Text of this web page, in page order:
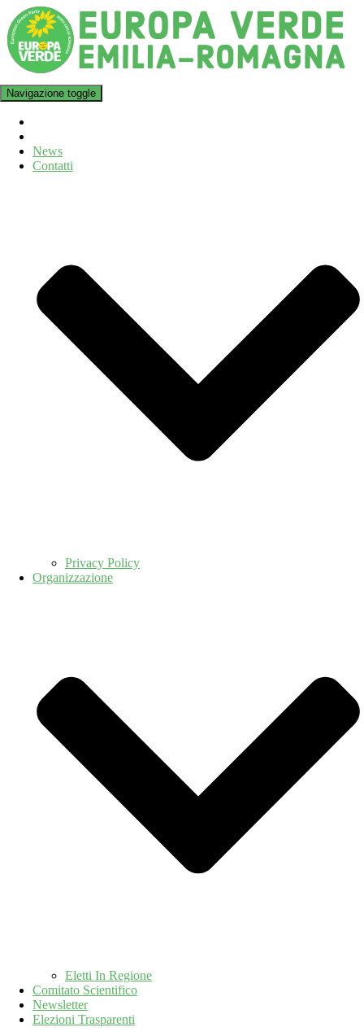
Navigazione toggle
News
Contatti
Privacy Policy
Organizzazione
Eletti In Regione
Comitato Scientifico
Newsletter
Elezioni Trasparenti